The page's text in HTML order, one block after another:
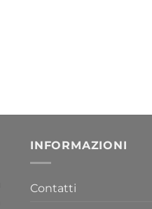
INFORMAZIONI
Contatti